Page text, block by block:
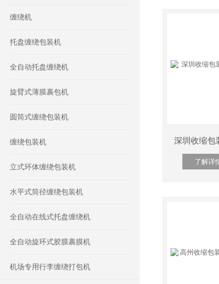
缠绕机
托盘缠绕包装机
全自动托盘缠绕机
旋臂式薄膜裹包机
圆筒式缠绕包装机
缠绕包装机
立式环体缠绕包装机
水平式筒径缠绕包装机
全自动在线式托盘缠绕机
全自动旋环式胶膜裹膜机
机场专用行李缠绕打包机
了解详